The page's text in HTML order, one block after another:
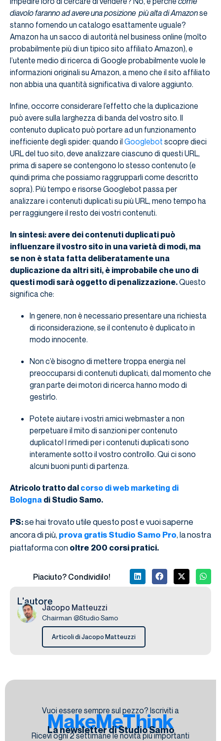
diavolo faranno ad avere una posizione più alta di Amazonse
stanno fornendo un catalogo esattamente uguale?
Amazon ha un sacco di autorità nel business online (molto
probabilmente più di un tipico sito affiliato Amazon), e
l’utente medio di ricerca di Google probabilmente vuole le
informazioni originali su Amazon, a meno che il sito affiliato
non abbia una quantità significativa di valore aggiunto.
Infine, occorre considerare l’effetto che la duplicazione
può avere sulla larghezza di banda del vostro sito. Il
contenuto duplicato può portare ad un funzionamento
inefficiente degli spider: quando il Googlebot scopre dieci
URL del tuo sito, deve analizzare ciascuno di questi URL,
prima di sapere se contengono lo stesso contenuto (e
quindi prima che possiamo raggrupparli come descritto
sopra). Più tempo e risorse Googlebot passa per
analizzare i contenuti duplicati su più URL, meno tempo ha
per raggiungere il resto dei vostri contenuti.
In sintesi: avere dei contenuti duplicati può
influenzare il vostro sito in una varietà di modi, ma
se non è stata fatta deliberatamente una
duplicazione da altri siti, è improbabile che uno di
questi modi sarà oggetto di penalizzazione.Questo
significa che:
In genere, non è necessario presentare una richiesta
di riconsiderazione, se il contenuto è duplicato in
modo innocente.
Non c’è bisogno di mettere troppa energia nel
preoccuparsi di contenuti duplicati, dal momento che
gran parte dei motori di ricerca hanno modo di
gestirlo.
Potete aiutare i vostri amici webmaster a non
perpetuare il mito di sanzioni per contenuto
duplicato! I rimedi per i contenuti duplicati sono
interamente sotto il vostro controllo. Qui ci sono
alcuni buoni punti di partenza.
Atricolo tratto dal corso di web marketing di
Bologna di Studio Samo.
PS:se hai trovato utile questo post e vuoi saperne
ancora di più, prova gratis Studio Samo Pro, la nostra
piattaforma con oltre 200 corsi pratici.
Piaciuto? Condividilo!
L'autore
Jacopo Matteuzzi
Chairman @Studio Samo
Articoli di Jacopo Matteuzzi
Vuoi essere sempre sul pezzo? Iscriviti a
MakeMeThink
La newsletter di Studio Samo
Ricevi ogni 2 settimane le novità più importanti